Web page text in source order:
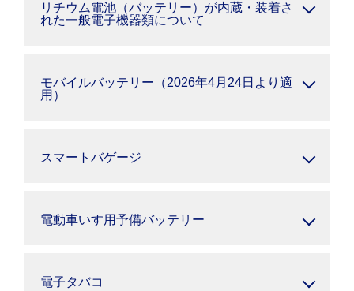
リチウム電池（バッテリー）が内蔵・装着さ
れた一般電子機器類について
モバイルバッテリー（2026年4月24日より適
用）
スマートバゲージ
電動車いす用予備バッテリー
電子タバコ